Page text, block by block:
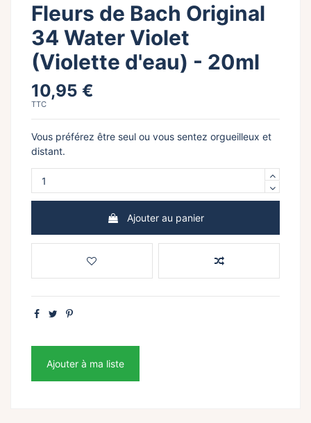
Fleurs de Bach Original
34 Water Violet
(Violette d'eau) - 20ml
10,95 €
TTC
Vous préférez être seul ou vous sentez orgueilleux et
distant.
Ajouter au panier
Ajouter à ma liste